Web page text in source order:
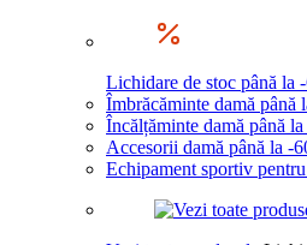
Lichidare de stoc până la
Îmbrăcăminte damă până
Încălțăminte damă până
Accesorii damă până la -
Echipament sportiv